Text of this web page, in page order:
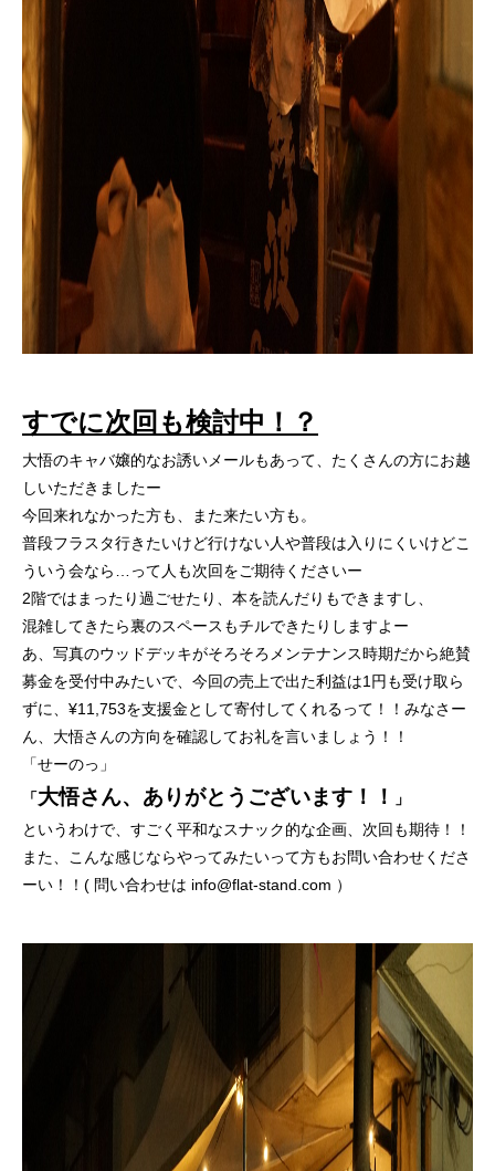
すでに次回も検討中！？
大悟のキャバ嬢的なお誘いメールもあって、たくさんの方にお越
しいただきましたー
今回来れなかった方も、また来たい方も。
普段フラスタ行きたいけど行けない人や普段は入りにくいけどこ
ういう会なら…って人も次回をご期待くださいー
2階ではまったり過ごせたり、本を読んだりもできますし、
混雑してきたら裏のスペースもチルできたりしますよー
あ、写真のウッドデッキがそろそろメンテナンス時期だから絶賛
募金を受付中みたいで、今回の売上で出た利益は1円も受け取ら
ずに、¥11,753を支援金として寄付してくれるって！！みなさー
ん、大悟さんの方向を確認してお礼を言いましょう！！
「せーのっ」
「大悟さん、ありがとうございます！！
」
というわけで、すごく平和なスナック的な企画、次回も期待！！
また、こんな感じならやってみたいって方もお問い合わせくださ
ーい！！( 問い合わせは info@flat-stand.com ）